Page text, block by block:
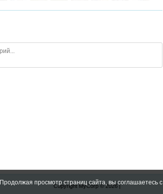
Copyright MyCorp © 2026|
просмотр страниц сайта, вы соглашаетесь с